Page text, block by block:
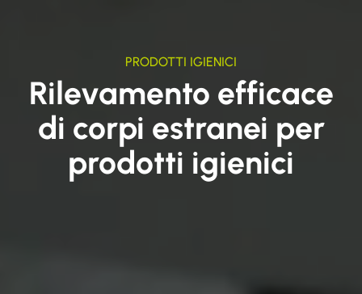
PRODOTTI IGIENICI
Rilevamento efficace
di corpi estranei per
prodotti igienici